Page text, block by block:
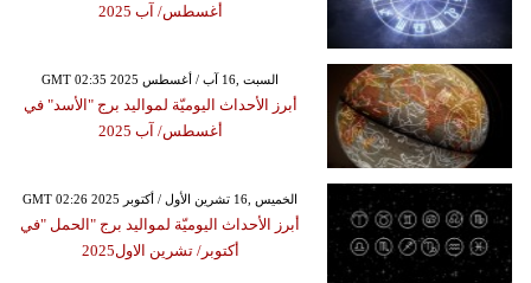
أغسطس/ آب 2025
GMT 02:35 2025 السبت ,16 آب / أغسطس
أبرز الأحداث اليوميّة لمواليد برج "الأسد" في
أغسطس/ آب 2025
GMT 02:26 2025 الخميس ,16 تشرين الأول / أكتوبر
أبرز الأحداث اليوميّة لمواليد برج "الحمل "في
أكتوبر/ تشرين الاول2025